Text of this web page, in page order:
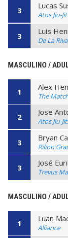
3 Lucas
Atos Jiu-
3 Luis
De La Riva
MASCULINO /
1 Alex
The
2 Jose
Atos Jiu-
3 Bryan
Rilion
3 José
Trevus
MASCULINO /
1 Luan
Alliance